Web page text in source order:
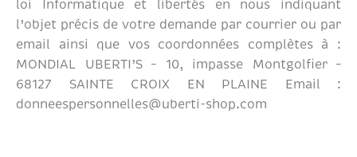
loi Informatique et libertés en nous indiquant
l’objet précis de votre demande par courrier ou par
email ainsi que vos coordonnées complètes à :
MONDIAL UBERTI’S – 10, impasse Montgolfier –
68127 SAINTE CROIX EN PLAINE Email :
donneespersonnelles@uberti-shop.com